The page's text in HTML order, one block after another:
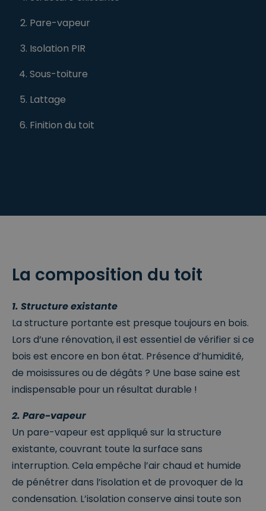
Pare-vapeur
Isolation PIR
Sous-toiture
Lattage
Finition du toit
La composition du toit
1. Structure existante
La structure portante est presque toujours en bois.
Lors d’une rénovation, il est essentiel de vérifier si ce
bois est encore en bon état. Présence d’humidité,
de moisissures ou de dégâts ? Une base saine est
indispensable pour un résultat durable !
2. Pare-vapeur
Un pare-vapeur est appliqué sur la structure
existante, couvrant toute la surface sans
interruption. Cela empêche l’air chaud et humide
de pénétrer dans l’isolation et de provoquer de la
condensation. L’isolation conserve ainsi toute son